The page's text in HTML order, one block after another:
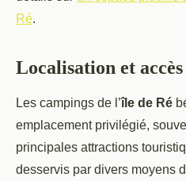
Ré.
Localisation et
Les campings de l’île de Ré
emplacement privilégié,
principales attractions
desservis par divers moyens